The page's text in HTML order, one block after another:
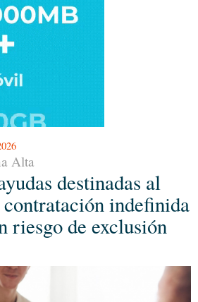
Alta
destinadas al
indefinida
riesgo de exclusión